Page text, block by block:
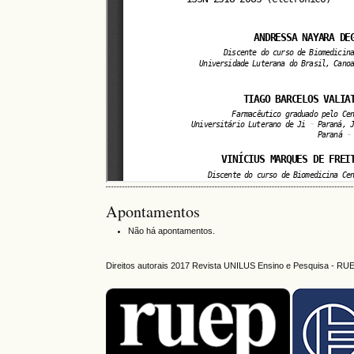
Apontamentos
Não há apontamentos.
Direitos autorais 2017 Revista UNILUS Ensino e Pesquisa -